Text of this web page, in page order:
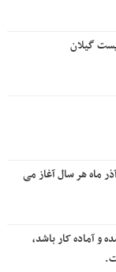
گیلان
ماه هر سال آغاز می
و آماده کار باشد،